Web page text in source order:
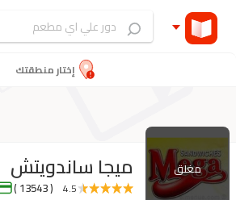
إختار منطقتك
مغلق ميجا ساندويتش
4.5
( 13543 )